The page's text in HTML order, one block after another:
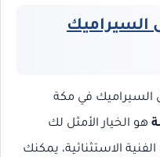
السيراميك
السيراميك في مكة
هو الخيار الأمثل لك
الاستثنائية، يمكنك